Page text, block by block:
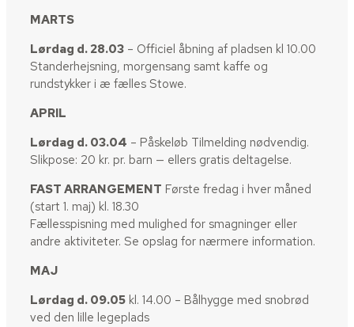
MARTS
Lørdag d. 28.03 – Officiel åbning af pladsen kl 10.00
Standerhejsning, morgensang samt kaffe og
rundstykker i æ fælles Stowe.
APRIL
Lørdag d. 03.04 – Påskeløb Tilmelding nødvendig.
Slikpose: 20 kr. pr. barn — ellers gratis deltagelse.
FAST ARRANGEMENT Første fredag i hver måned
(start 1. maj) kl. 18.30
Fællesspisning med mulighed for smagninger eller
andre aktiviteter. Se opslag for nærmere information.
MAJ
Lørdag d. 09.05 kl. 14.00 – Bålhygge med snobrød
ved den lille legeplads